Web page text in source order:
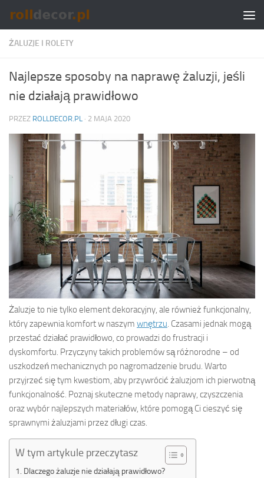
Skip to content
ŻALUZJE I ROLETY
Najlepsze sposoby na naprawę żaluzji, jeśli
nie działają prawidłowo
PRZEZ ROLLDECOR.PL · 2 MAJA 2020
Żaluzje to nie tylko element dekoracyjny, ale również funkcjonalny,
który zapewnia komfort w naszym wnętrzu. Czasami jednak mogą
przestać działać prawidłowo, co prowadzi do frustracji i
dyskomfortu. Przyczyny takich problemów są różnorodne – od
uszkodzeń mechanicznych po nagromadzenie brudu. Warto
przyjrzeć się tym kwestiom, aby przywrócić żaluzjom ich pierwotną
funkcjonalność. Poznaj skuteczne metody naprawy, czyszczenia
oraz wybór najlepszych materiałów, które pomogą Ci cieszyć się
sprawnymi żaluzjami przez długi czas.
W tym artykule przeczytasz
Dlaczego żaluzje nie działają prawidłowo?